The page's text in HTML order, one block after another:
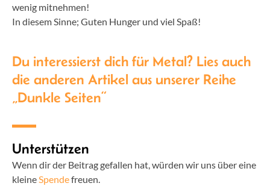
wenig mitnehmen!
In diesem Sinne; Guten Hunger und viel Spaß!
Du interessierst dich für Metal? Lies auch
die anderen Artikel aus unserer Reihe
„Dunkle Seiten“
Unterstützen
Wenn dir der Beitrag gefallen hat, würden wir uns über eine
kleine Spendefreuen.